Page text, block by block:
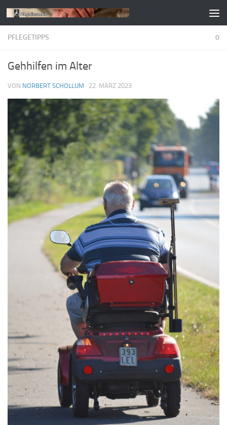
Zum Inhalt springen
PFLEGETIPPS 0
Gehhilfen im Alter
VON NORBERT SCHOLLUM · 22. MÄRZ 2023